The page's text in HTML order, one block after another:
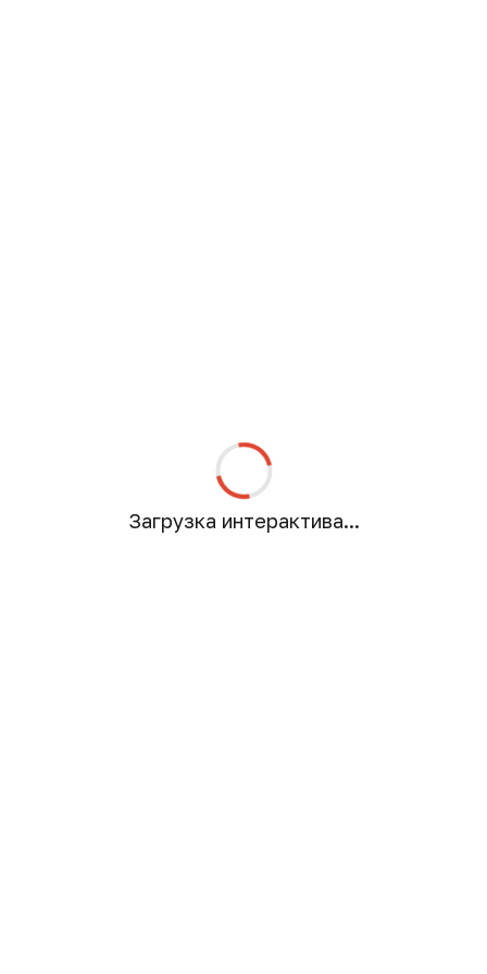
Загрузка интерактива...